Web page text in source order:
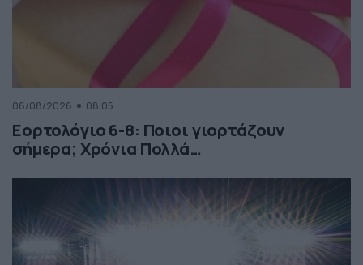
06/08/2026 08:05
Εορτολόγιο 6-8: Ποιοι γιορτάζουν
σήμερα; Χρόνια Πολλά…